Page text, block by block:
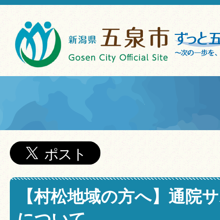
【村松地域の方へ】通院